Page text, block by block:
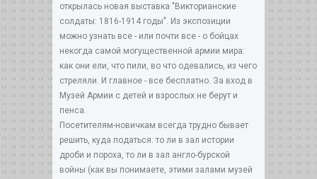
открылась новая выставка "Викторианские
солдаты: 1816-1914 годы". Из экспозиции
можно узнать все - или почти все - о бойцах
некогда самой могущественной армии мира:
как они ели, что пили, во что одевались, из чего
стреляли. И главное - все бесплатно. За вход в
Музей Армии с детей и взрослых не берут и
пенса.
Посетителям-новичкам всегда трудно бывает
решить, куда податься: то ли в зал истории
дроби и пороха, то ли в зал англо-бурской
войны (как вы понимаете, этими залами музей